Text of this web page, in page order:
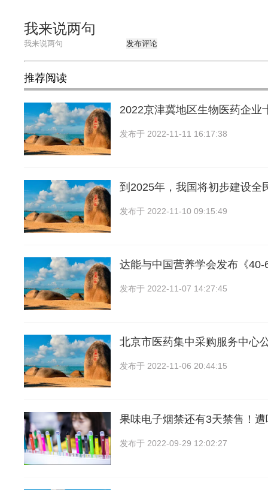
我来说两句
发布评论
推荐阅读
2022京津冀地区生物医药企业
发布于 2022-11-11 16:17:38
到2025年，我国将初步建设全
发布于 2022-11-10 09:15:49
达能与中国营养学会发布《40-
发布于 2022-11-07 14:27:45
北京市医药集中采购服务中心
发布于 2022-11-06 20:44:15
果味电子烟禁还有3天禁售！
发布于 2022-09-29 12:02:27